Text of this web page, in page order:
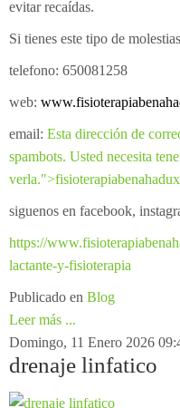
evitar recaídas.
Si tienes este tipo de
telefono: 650081258
web:
email: Esta dirección de
spambots. Usted necesita
verla.">
siguenos en facebook,
https://
lactante-y-fisioterapia
Publicado en Blog
Leer más ...
Domingo, 11 Enero 2026
drenaje linfatico